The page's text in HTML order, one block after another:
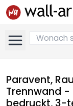
Paravent,
Trennwand
bedruckt, 3-